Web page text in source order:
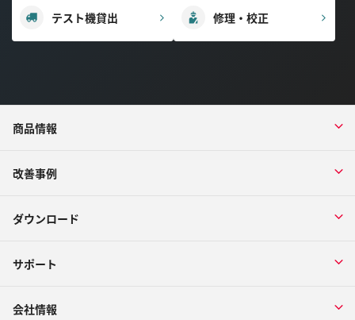
テスト機貸出 修理・校正
商品情報
改善事例
ダウンロード
サポート
会社情報